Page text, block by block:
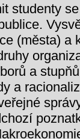
studenty
(města) a
a
a